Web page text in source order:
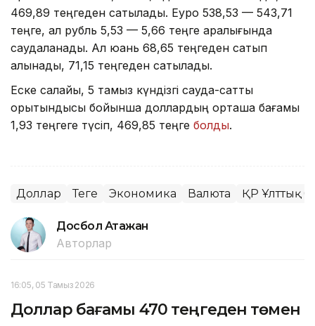
469,89 теңгеден сатылады. Еуро 538,53 — 543,71
теңге, ал рубль 5,53 — 5,66 теңге аралығында
саудаланады. Ал юань 68,65 теңгеден сатып
алынады, 71,15 теңгеден сатылады.
Еске салайық, 5 тамыз күндізгі сауда-саттық
қорытындысы бойынша доллардың орташа бағамы
1,93 теңгеге түсіп, 469,85 теңге болды.
Доллар Теңге Экономика Валюта ҚР Ұлттық
Досбол Атажан
Авторлар
16:05, 05 Тамыз 2026
Доллар бағамы 470 теңгеден төмен